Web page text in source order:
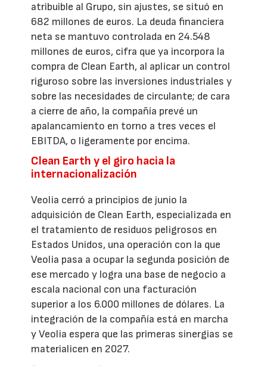
atribuible al Grupo, sin ajustes, se situó en
682 millones de euros. La deuda financiera
neta se mantuvo controlada en 24.548
millones de euros, cifra que ya incorpora la
compra de Clean Earth, al aplicar un control
riguroso sobre las inversiones industriales y
sobre las necesidades de circulante; de cara
a cierre de año, la compañía prevé un
apalancamiento en torno a tres veces el
EBITDA, o ligeramente por encima.
Clean Earth y el giro hacia la
internacionalización
Veolia cerró a principios de junio la
adquisición de Clean Earth, especializada en
el tratamiento de residuos peligrosos en
Estados Unidos, una operación con la que
Veolia pasa a ocupar la segunda posición de
ese mercado y logra una base de negocio a
escala nacional con una facturación
superior a los 6.000 millones de dólares. La
integración de la compañía está en marcha
y Veolia espera que las primeras sinergias se
materialicen en 2027.